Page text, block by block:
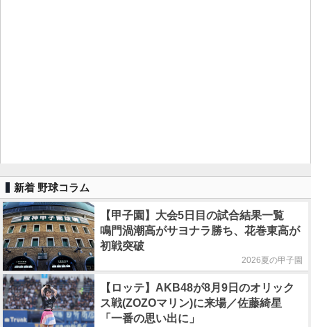
新着 野球コラム
【甲子園】大会5日目の試合結果一覧
鳴門渦潮高がサヨナラ勝ち、花巻東高が
初戦突破
2026夏の甲子園
【ロッテ】AKB48が8月9日のオリック
ス戦(ZOZOマリン)に来場／佐藤綺星
「一番の思い出に」